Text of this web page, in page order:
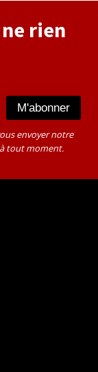
rien
envoyer notre
tout moment.